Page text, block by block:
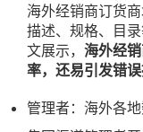
海外经销商订货
描述、规格、目
文展示， 海外经
率，还易引发错误
管理者：海外各